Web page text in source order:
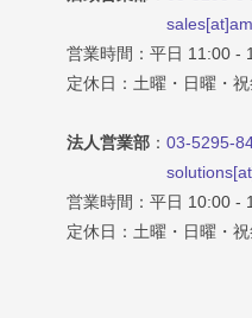
営業時間：平日 11:00 -
定休日：土曜・日曜・祝
法人営業部 ： 03-5295-
営業時間：平日 10:00 -
定休日：土曜・日曜・祝